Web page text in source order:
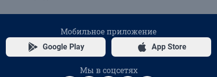
Мобильное приложение
Google Play App Store
Мы в соцсетях